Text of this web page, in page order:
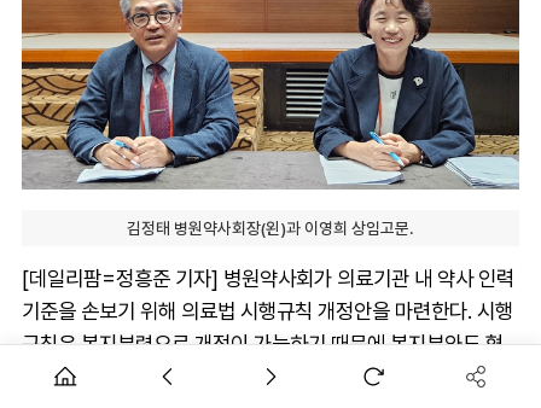
김정태 병원약사회장(왼)과 이영희 상임고문.
[데일리팜=정흥준 기자] 병원약사회가 의료기관 내 약사 인력
기준을 손보기 위해 의료법 시행규칙 개정안을 마련한다. 시행
규칙은 복지부령으로 개정이 가능하기 때문에 복지부와도 협
의한 뒤 이르면 내년 말 성과를 거두겠다는 목표다.